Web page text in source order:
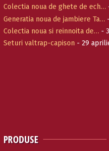
Colectia noua de ghete de ech…
Generatia noua de jambiere Ta…
Colectia noua si reinnoita de… -
Seturi valtrap-capison - 29
PRODUSE